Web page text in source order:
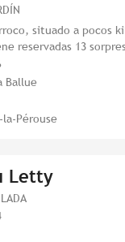
situado a pocos
reservadas 13
Ballue
la-Pérouse
Letty